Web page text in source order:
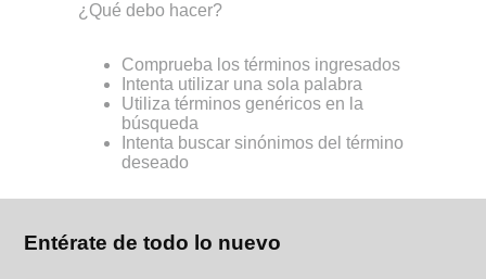
¿Qué debo hacer?
Comprueba los términos ingresados
Intenta utilizar una sola palabra
Utiliza términos genéricos en la
búsqueda
Intenta buscar sinónimos del término
deseado
Entérate de todo lo nuevo